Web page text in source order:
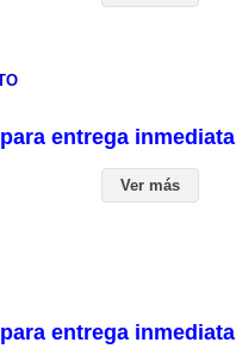
entrega inmediata
Ver más
entrega inmediata